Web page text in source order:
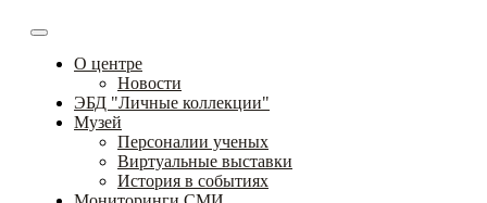
О центре
Новости
ЭБД "Личные коллекции"
Музей
Персоналии ученых
Виртуальные выставки
История в событиях